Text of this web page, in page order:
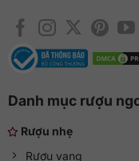
Danh mục rượu
Rượu nhẹ
Rượu vang